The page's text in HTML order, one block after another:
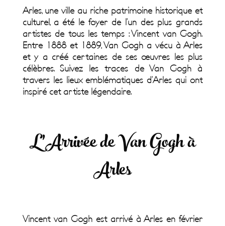
Arles, une ville au riche patrimoine historique et
culturel, a été le foyer de l’un des plus grands
artistes de tous les temps : Vincent van Gogh.
Entre 1888 et 1889, Van Gogh a vécu à Arles
et y a créé certaines de ses œuvres les plus
célèbres. Suivez les traces de Van Gogh à
travers les lieux emblématiques d’Arles qui ont
inspiré cet artiste légendaire.
L’Arrivée de Van Gogh à
Arles
Vincent van Gogh est arrivé à Arles en février